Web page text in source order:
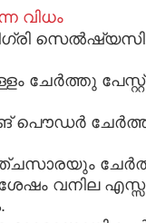
വിധം
ചേര്‍ത്തു പേസ്റ്റ്
പൌഡര്‍
വനില